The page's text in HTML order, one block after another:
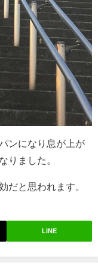
ンになり息が上が
りました。
だと思われます。
LINE